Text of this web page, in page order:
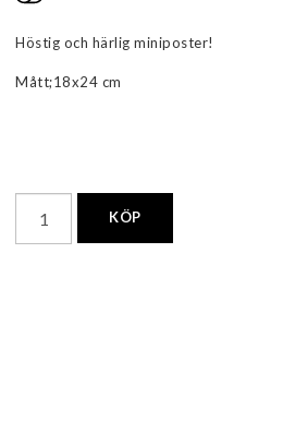
Lägg till i favoritlistan
Höstig och härlig miniposter!
Mått;18x24 cm
KÖP